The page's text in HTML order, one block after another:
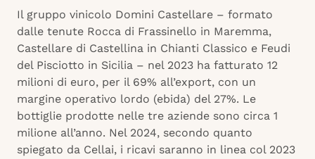
Il gruppo vinicolo Domini Castellare – formato
dalle tenute Rocca di Frassinello in Maremma,
Castellare di Castellina in Chianti Classico e Feudi
del Pisciotto in Sicilia – nel 2023 ha fatturato 12
milioni di euro, per il 69% all’export, con un
margine operativo lordo (ebida) del 27%. Le
bottiglie prodotte nelle tre aziende sono circa 1
milione all’anno. Nel 2024, secondo quanto
spiegato da Cellai, i ricavi saranno in linea col 2023